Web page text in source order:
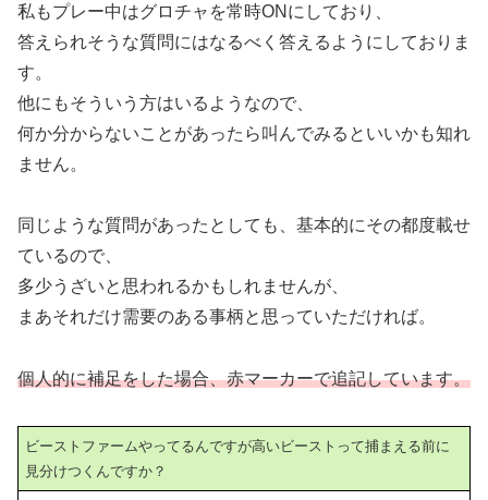
私もプレー中はグロチャを常時ONにしており、
答えられそうな質問にはなるべく答えるようにしておりま
す。
他にもそういう方はいるようなので、
何か分からないことがあったら叫んでみるといいかも知れ
ません。
同じような質問があったとしても、基本的にその都度載せ
ているので、
多少うざいと思われるかもしれませんが、
まあそれだけ需要のある事柄と思っていただければ。
個人的に補足をした場合、赤マーカーで追記しています。
ビーストファームやってるんですが高いビーストって捕まえる前に
見分けつくんですか？